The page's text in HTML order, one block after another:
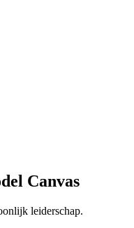
Canvas
leiderschap.